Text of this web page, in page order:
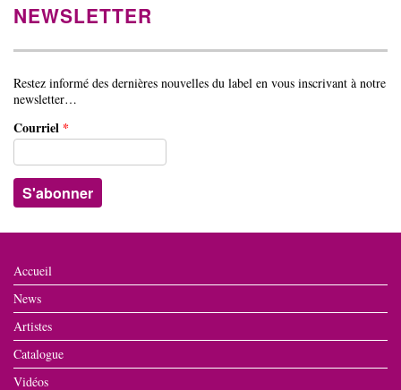
NEWSLETTER
Restez informé des dernières nouvelles du label en vous inscrivant à notre
newsletter…
Courriel *
Accueil
News
Artistes
Catalogue
Vidéos